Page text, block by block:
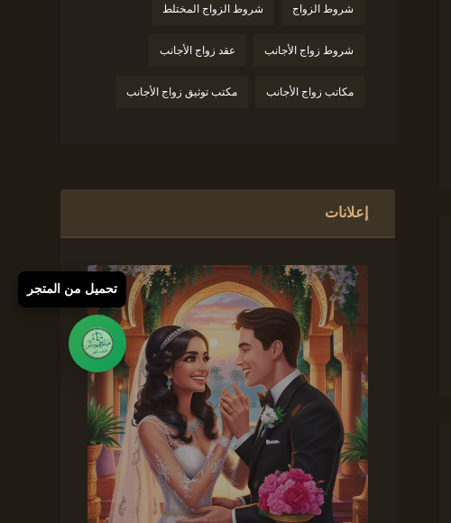
شروط الزواج شروط الزواج المختلط
شروط زواج الأجانب عقد زواج الأجانب
مكاتب زواج الأجانب مكتب توثيق زواج الأجانب
إعلانات
تحميل من المتجر